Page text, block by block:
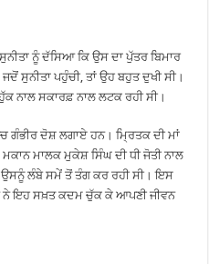
ਨੂੰ ਦੱਸਿਆ ਕਿ ਉਸ ਦਾ ਪੁੱਤਰ ਬਿਮਾਰ
ਸੁਨੀਤਾ ਪਹੁੰਚੀ, ਤਾਂ ਉਹ ਬਹੁਤ ਦੁਖੀ ਸੀ।
ਨਾਲ ਸਕਾਰਫ਼ ਨਾਲ ਲਟਕ ਰਹੀ ਸੀ।
ਗੰਭੀਰ ਦੋਸ਼ ਲਗਾਏ ਹਨ। ਮ੍ਰਿਤਕ ਦੀ ਮਾਂ
ਮਾਲਕ ਮੁਕੇਸ਼ ਸਿੰਘ ਦੀ ਧੀ ਜੋਤੀ ਨਾਲ
ਉਸਨੂੰ ਲੰਬੇ ਸਮੇਂ ਤੋਂ ਤੰਗ ਕਰ ਰਹੀ ਸੀ। ਇਸ
ਨੇ ਇਹ ਸਖ਼ਤ ਕਦਮ ਚੁੱਕ ਕੇ ਆਪਣੀ ਜੀਵਨ